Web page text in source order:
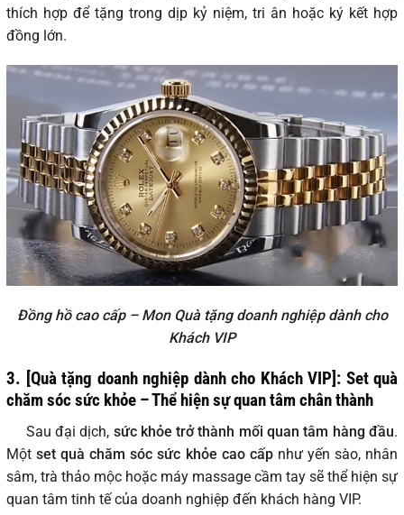
thích hợp để tặng trong dịp kỷ niệm, tri ân hoặc ký kết hợp
đồng lớn.
Đồng hồ cao cấp – Mon Quà tặng doanh nghiệp dành cho
Khách VIP
3. [Quà tặng doanh nghiệp dành cho Khách VIP]: Set quà
chăm sóc sức khỏe – Thể hiện sự quan tâm chân thành
Sau đại dịch, sức khỏe trở thành mối quan tâm hàng đầu.
Mộtset quà chăm sóc sức khỏe cao cấpnhư yến sào, nhân
sâm, trà thảo mộc hoặc máy massage cầm tay sẽ thể hiện sự
quan tâm tinh tế của doanh nghiệp đến khách hàng VIP.